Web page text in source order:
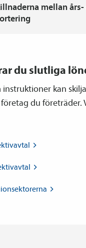
mellan års-
du slutliga
kan
du företräder.